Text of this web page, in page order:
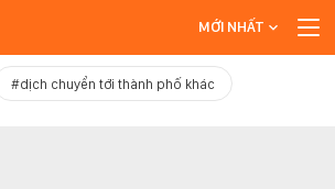
MỚI NHẤT
#dịch chuyển tới thành phố khác